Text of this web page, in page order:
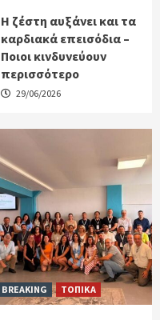
Η ζέστη αυξάνει και τα
καρδιακά επεισόδια –
Ποιοι κινδυνεύουν
περισσότερο
29/06/2026
BREAKING ΤΟΠΙΚΑ